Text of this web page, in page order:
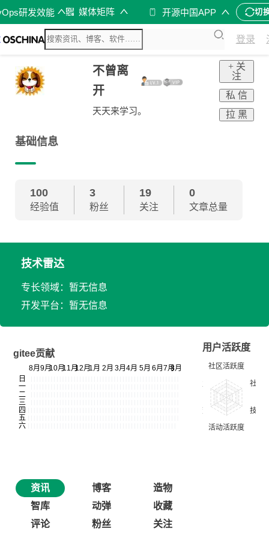
研发效能 媒体矩阵 开源中国APP 切
登录
不曾离
开
天天来学习。
+ 关
注
私 信
拉 黑
基础信息
100
经验值
3
粉丝
19
关注
0
文章总量
技术雷达
专长领域：暂无信息
开发平台：暂无信息
gitee贡献
用户活跃度
资讯 博客
造物
智库
动弹
收藏
评论
粉丝 关注